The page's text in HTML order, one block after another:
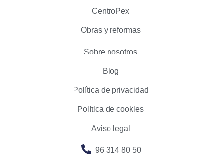
CentroPex
Obras y reformas
Sobre nosotros
Blog
Política de privacidad
Política de cookies
Aviso legal
96 314 80 50